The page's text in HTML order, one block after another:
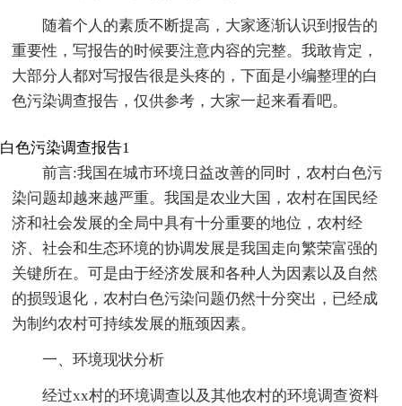
随着个人的素质不断提高，大家逐渐认识到报告的
重要性，写报告的时候要注意内容的完整。我敢肯定，
大部分人都对写报告很是头疼的，下面是小编整理的白
色污染调查报告，仅供参考，大家一起来看看吧。
白色污染调查报告1
前言:我国在城市环境日益改善的同时，农村白色污
染问题却越来越严重。我国是农业大国，农村在国民经
济和社会发展的全局中具有十分重要的地位，农村经
济、社会和生态环境的协调发展是我国走向繁荣富强的
关键所在。可是由于经济发展和各种人为因素以及自然
的损毁退化，农村白色污染问题仍然十分突出，已经成
为制约农村可持续发展的瓶颈因素。
一、环境现状分析
经过xx村的环境调查以及其他农村的环境调查资料